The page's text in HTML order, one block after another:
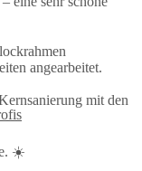
angearbeitet.
mit den
☀️